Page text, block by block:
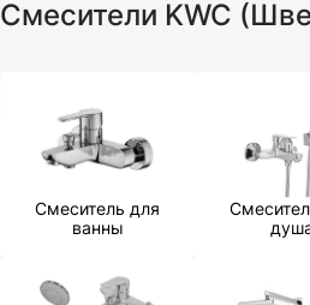
Смесители KWC
Смеситель для
ванны